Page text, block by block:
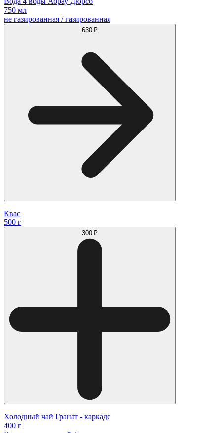
750 мл
не газированная / газированная
630 ₽
Квас
500 г
300 ₽
Холодный чай Гранат - каркаде
400 г